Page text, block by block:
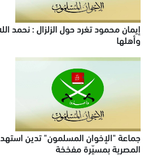
إيمان محمود تغرد حول الزلزال : نحمد
وأهلها
جماعة "الإخوان المسلمون" تدين
المصرية بمسيّرة مفخخة